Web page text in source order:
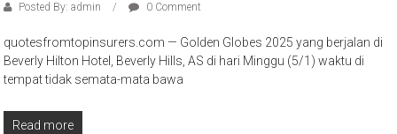
Posted By: admin 0 Comment
quotesfromtopinsurers.com — Golden Globes 2025 yang berjalan di
Beverly Hilton Hotel, Beverly Hills, AS di hari Minggu (5/1) waktu di
tempat tidak semata-mata bawa
Read more